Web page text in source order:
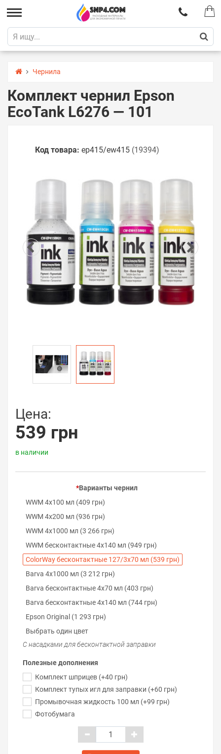
Чернила
Комплект чернил Epson
EcoTank L6276 — 101
Код товара: ep415/ew415 (19394)
Цена:
539 грн
в наличии
Варианты чернил
WWM 4х100 мл (409 грн)
WWM 4х200 мл (936 грн)
WWM 4х1000 мл (3 266 грн)
WWM бесконтактные 4х140 мл (949 грн)
ColorWay бесконтактные 127/3х70 мл (539 грн)
Barva 4х1000 мл (3 212 грн)
Barva бесконтактные 4х70 мл (403 грн)
Barva бесконтактные 4х140 мл (744 грн)
Epson Original (1 293 грн)
Выбрать один цвет
С насадками для бесконтактной заправки
Полезные дополнения
Комплект шприцев (+40 грн)
Комплект тупых игл для заправки (+60 грн)
Промывочная жидкость 100 мл (+99 грн)
Фотобумага